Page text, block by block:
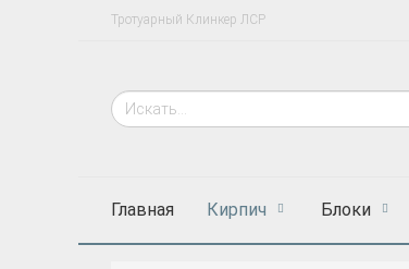
Тротуарный Клинкер ЛСР
Главная Кирпич Блоки